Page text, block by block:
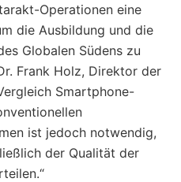
Operationen eine
die Ausbildung und die
Globalen Südens zu
Frank Holz, Direktor der
Smartphone-
ist jedoch notwendig,
der Qualität der